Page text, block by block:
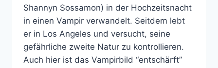
Shannyn Sossamon) in der Hochzeitsnacht
in einen Vampir verwandelt. Seitdem lebt
er in Los Angeles und versucht, seine
gefährliche zweite Natur zu kontrollieren.
Auch hier ist das Vampirbild “entschärft”